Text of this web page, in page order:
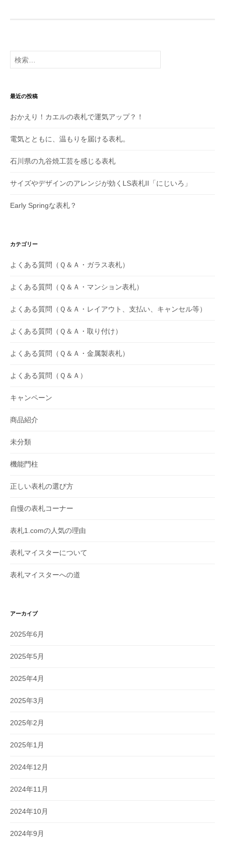
シ
ョ
検
索:
最近の投稿
おかえり！カエルの表札で運気アップ？！
電気とともに、温もりを届ける表札。
石川県の九谷焼工芸を感じる表札
サイズやデザインのアレンジが効くLS表札II「にじいろ」
Early Springな表札？
カテゴリー
よくある質問（Ｑ＆Ａ・ガラス表札）
よくある質問（Ｑ＆Ａ・マンション表札）
よくある質問（Ｑ＆Ａ・レイアウト、支払い、キャンセル等）
よくある質問（Ｑ＆Ａ・取り付け）
よくある質問（Ｑ＆Ａ・金属製表札）
よくある質問（Ｑ＆Ａ）
キャンペーン
商品紹介
未分類
機能門柱
正しい表札の選び方
自慢の表札コーナー
表札1.comの人気の理由
表札マイスターについて
表札マイスターへの道
アーカイブ
2025年6月
2025年5月
2025年4月
2025年3月
2025年2月
2025年1月
2024年12月
2024年11月
2024年10月
2024年9月